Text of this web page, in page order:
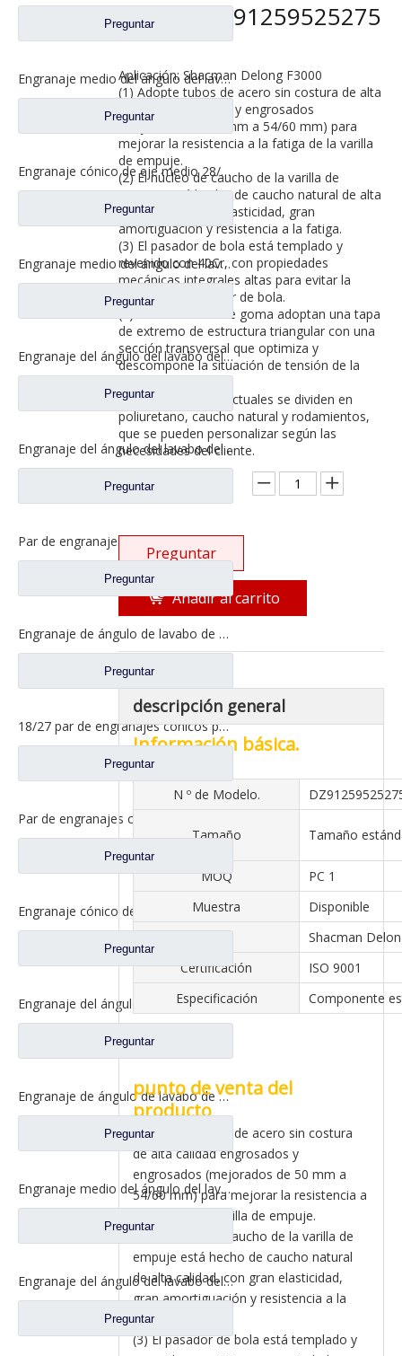
Preguntar
Engranaje medio del ángulo del lavabo del puente para los recambios 42104456 del camión de SAIC Hongyan
Preguntar
Engranaje cónico de eje medio 28/21 para eje Ankai Benz, repuestos para camiones Foton Auman HFF2502038/39CK1BZ
Preguntar
Engranaje medio del ángulo del lavabo del puente para los recambios 5801845742 del camión de SAIC Hongyan
Preguntar
Engranaje del ángulo del lavabo del puente medio para los recambios 81.35199.6535 de Shamcan DelongTruck
Preguntar
Engranaje del ángulo del lavabo del puente trasero para los repuestos 81.35199.6554 de Shamcan DelongTruck
Preguntar
Par de engranajes cónicos de eje medio 28/21 para piezas de repuesto de camión A0E Axle FAW Jiefang 2502036/037-A0E
Preguntar
Engranaje de ángulo de lavabo de puente medio para Shamcan DelongTruck repuestos 81.35199.6587
Preguntar
18/27 par de engranajes cónicos para Dena Axle Dongfeng T-Lift Truck repuestos 2502ZHS1827-025/026
Preguntar
Preguntar
Engranaje cónico del eje trasero 15/29 para Ankai & Benz Axle Foton Auman North Benz Beiben Truck repuestos 24.02.101
Preguntar
Engranaje del ángulo del lavabo del eje trasero para los recambios 81.35199.6532 de Shamcan AulongTruck
Preguntar
Engranaje de ángulo de lavabo de puente medio para Shamcan AulongTruck repuestos DZ9112320689
Preguntar
Engranaje medio del ángulo del lavabo del puente para los recambios WG7121320252 del camión de Sinotruk Steyr
Preguntar
Engranaje del ángulo del lavabo del eje trasero para los recambios del camión de Sinotruk Steyr 199012320177
Preguntar
Delong DZ91259525275
Aplicación: Shacman Delong F3000
(1) Adopte tubos de acero sin costura de alta
calidad engrosados ​​y engrosados ​​
(mejorados de 50 mm a 54/60 mm) para
mejorar la resistencia a la fatiga de la varilla
de empuje.
(2) El núcleo de caucho de la varilla de
empuje está hecho de caucho natural de alta
calidad, con gran elasticidad, gran
amortiguación y resistencia a la fatiga.
(3) El pasador de bola está templado y
revenido con 40Cr, con propiedades
mecánicas integrales altas para evitar la
fractura del pasador de bola.
(4) Los extremos de goma adoptan una tapa
de extremo de estructura triangular con una
sección transversal que optimiza y
descompone la situación de tensión de la
(5) Los productos actuales se dividen en
poliuretano, caucho natural y rodamientos,
que se pueden personalizar según las
necesidades del cliente.
Cantidad:
Preguntar
Añadir al carrito
descripción general
Información básica.
N º de Modelo.
Tamaño Tamaño
MOQ
PC 1
Muestra
Disponible
Shacman
Certificación
ISO 9001
Especificación
Componente
punto de venta del
producto
(1) Adopte tubos de acero sin costura
de alta calidad engrosados ​​y
engrosados ​​(mejorados de 50 mm a
54/60 mm) para mejorar la resistencia a
la fatiga de la varilla de empuje.
(2) El núcleo de caucho de la varilla de
empuje está hecho de caucho natural
de alta calidad, con gran elasticidad,
gran amortiguación y resistencia a la
fatiga.
(3) El pasador de bola está templado y